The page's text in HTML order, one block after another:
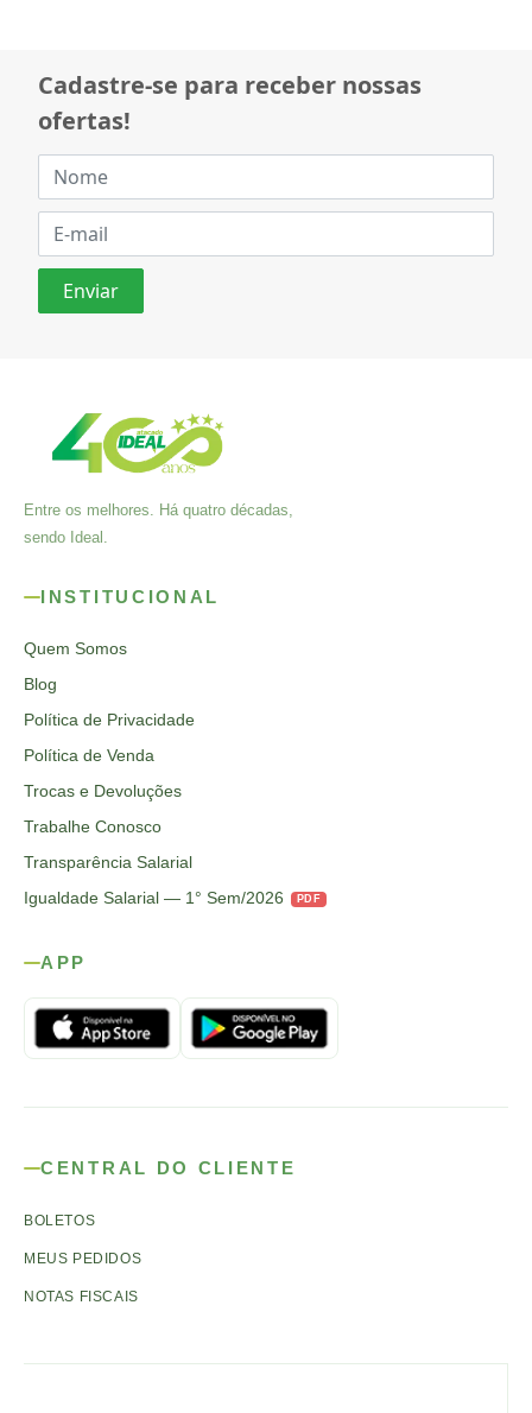
Cadastre-se para receber nossas
ofertas!
Entre os melhores. Há quatro décadas,
sendo Ideal.
INSTITUCIONAL
Quem Somos
Blog
Política de Privacidade
Política de Venda
Trocas e Devoluções
Trabalhe Conosco
Transparência Salarial
Igualdade Salarial — 1° Sem/2026
PDF
APP
CENTRAL DO CLIENTE
BOLETOS
MEUS PEDIDOS
NOTAS FISCAIS